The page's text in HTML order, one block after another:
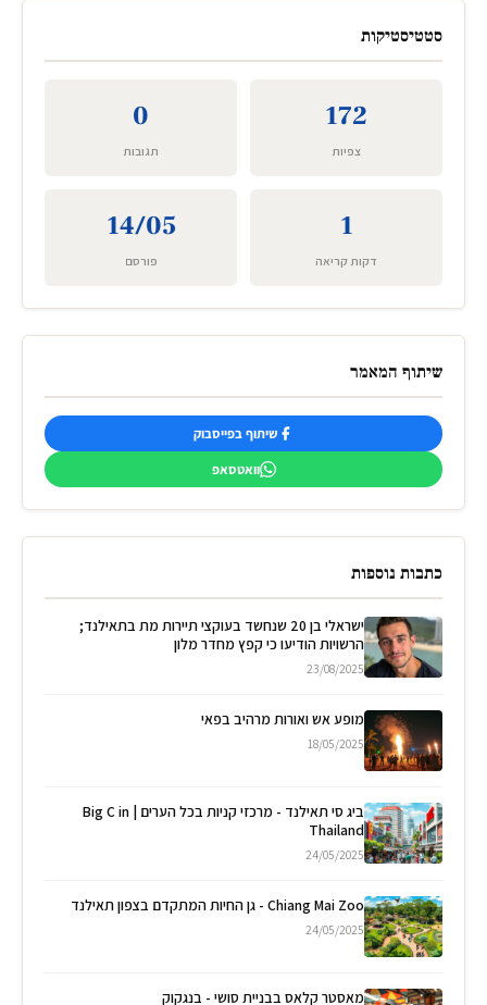
סטטיסטיקות
172
צפיות
0
תגובות
1
דקות קריאה
14/05
פורסם
שיתוף המאמר
שיתוף בפייסבוק
וואטסאפ
כתבות נוספות
ישראלי בן 20 שנחשד בעוקצי תיירות מת בתאילנד;
הרשויות הודיעו כי קפץ מחדר מלון
23/08/2025
מופע אש ואורות מרהיב בפאי
18/05/2025
ביג סי תאילנד - מרכזי קניות בכל הערים | Big C in
Thailand
24/05/2025
Chiang Mai Zoo - גן החיות המתקדם בצפון תאילנד
24/05/2025
מאסטר קלאס בבניית סושי - בנגקוק